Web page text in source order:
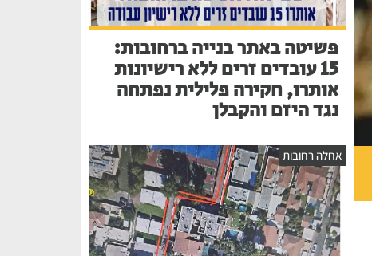
פשיטה באתר בנייה ברחובות:
15 עובדים זרים ללא רישיונות
אותרו, חקירה פלילית נפתחה
נגד היזם והקבלן
אחלה רחובות